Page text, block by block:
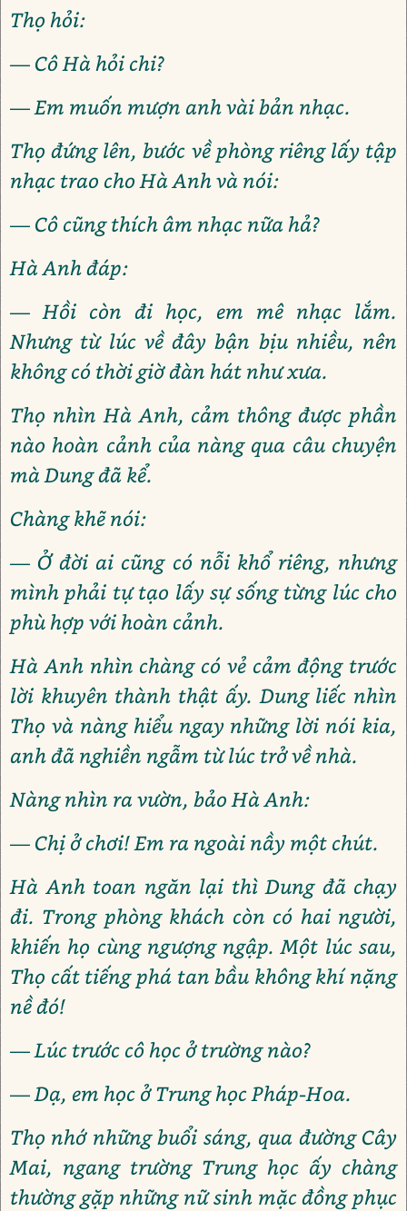
Thọ hỏi:
— Cô Hà hỏi chi?
— Em muốn mượn anh vài bản nhạc.
Thọ đứng lên, bước về phòng riêng lấy tập
nhạc trao cho Hà Anh và nói:
— Cô cũng thích âm nhạc nữa hả?
Hà Anh đáp:
— Hồi còn đi học, em mê nhạc lắm.
Nhưng từ lúc về đây bận bịu nhiều, nên
không có thời giờ đàn hát như xưa.
Thọ nhìn Hà Anh, cảm thông được phần
nào hoàn cảnh của nàng qua câu chuyện
mà Dung đã kể.
Chàng khẽ nói:
— Ở đời ai cũng có nỗi khổ riêng, nhưng
mình phải tự tạo lấy sự sống từng lúc cho
phù hợp với hoàn cảnh.
Hà Anh nhìn chàng có vẻ cảm động trước
lời khuyên thành thật ấy. Dung liếc nhìn
Thọ và nàng hiểu ngay những lời nói kia,
anh đã nghiền ngẫm từ lúc trở về nhà.
Nàng nhìn ra vườn, bảo Hà Anh:
— Chị ở chơi! Em ra ngoài nầy một chút.
Hà Anh toan ngăn lại thì Dung đã chạy
đi. Trong phòng khách còn có hai người,
khiến họ cùng ngượng ngập. Một lúc sau,
Thọ cất tiếng phá tan bầu không khí nặng
nề đó!
— Lúc trước cô học ở trường nào?
— Dạ, em học ở Trung học Pháp-Hoa.
Thọ nhớ những buổi sáng, qua đường Cây
Mai, ngang trường Trung học ấy chàng
thường gặp những nữ sinh mặc đồng phục